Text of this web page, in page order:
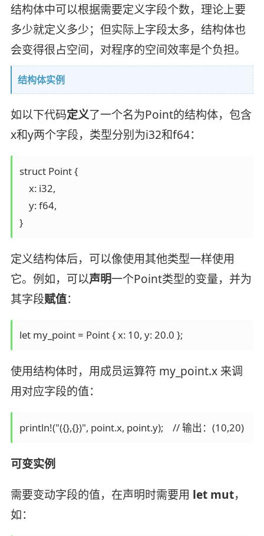
结构体中可以根据需要定义字段个数，理论上要
多少就定义多少；但实际上字段太多，结构体也
会变得很占空间，对程序的空间效率是个负担。
结构体实例
如以下代码定义了一个名为Point的结构体，包含
x和y两个字段，类型分别为i32和f64：
struct Point {
    x: i32,
    y: f64,
}
定义结构体后，可以像使用其他类型一样使用
它。例如，可以声明一个Point类型的变量，并为
其字段赋值：
let my_point = Point { x: 10, y: 20.0 };
使用结构体时，用成员运算符 my_point.x 来调
用对应字段的值：
println!("({},{})", point.x, point.y);    // 输出：(10,20)
可变实例
需要变动字段的值，在声明时需要用 let mut，
如：